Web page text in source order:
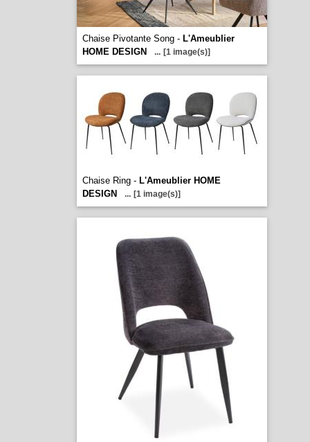
Chaise Pivotante Song - L'Ameublier
HOME DESIGN
... [1 image(s)]
Chaise Ring - L'Ameublier HOME
DESIGN
... [1 image(s)]